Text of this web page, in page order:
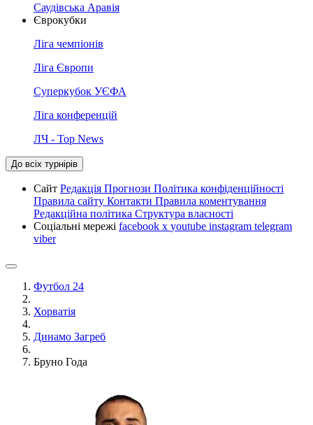
Саудівська Аравія
Єврокубки
Ліга чемпіонів
Ліга Європи
Суперкубок УЄФА
Ліга конференцій
ЛЧ - Top News
До всіх турнірів
Сайт Редакція Прогнози Політика конфіденційності
Правила сайту Контакти Правила коментування
Редакційна політика Структура власності
Соціальні мережі facebook x youtube instagram telegram
viber
Футбол 24
Хорватія
Динамо Загреб
Бруно Года